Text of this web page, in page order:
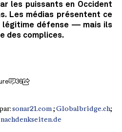
les puissants en Occident
Les médias présentent ce
légitime défense — mais ils
des complices.
36
sonar21.com ; Globalbridge.ch;
nachdenkseiten.de